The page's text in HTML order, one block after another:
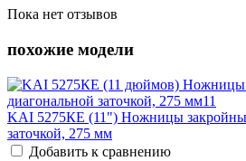
Пока нет отзывов
похожие модели
KAI 5275КЕ (11") Ножницы
заточкой, 275 мм
Добавить к сравнению